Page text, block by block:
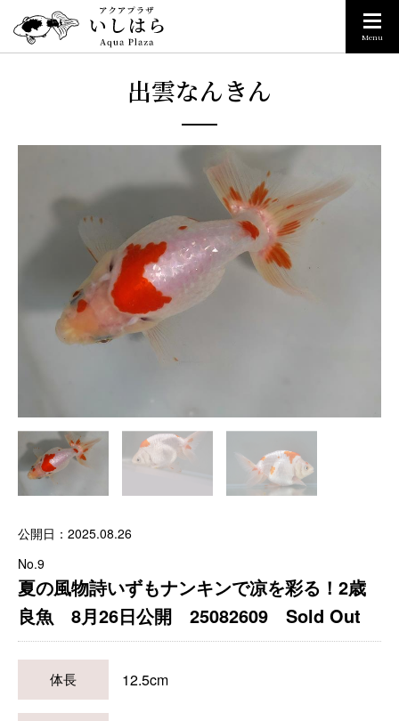
Menu
出雲なんきん
公開日：2025.08.26
No.9
夏の風物詩いずもナンキンで凉を彩る！2歳
良魚 8月26日公開 25082609 Sold Out
体長 12.5cm